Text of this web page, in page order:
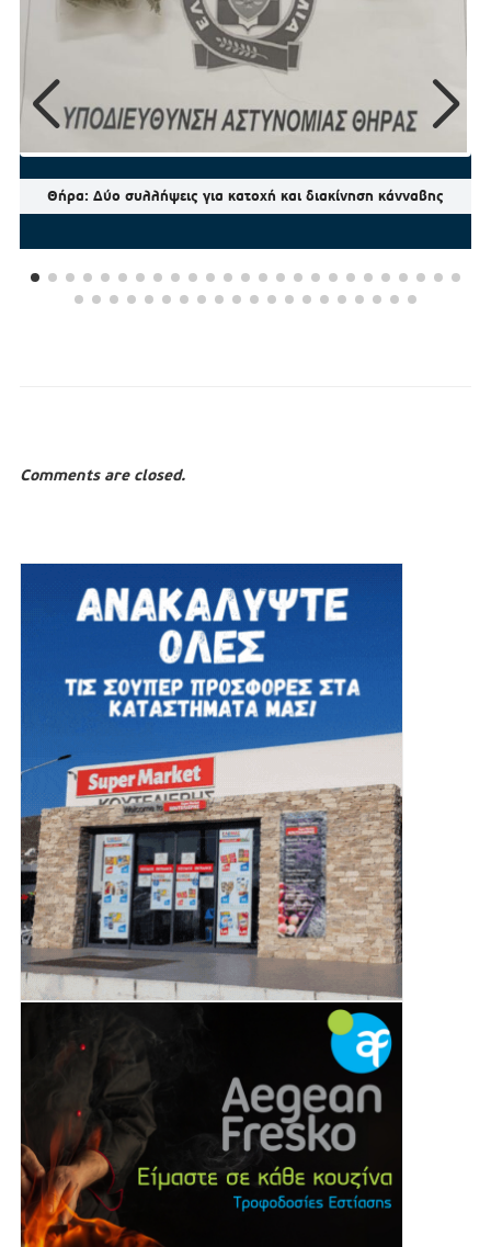
Θήρα: Δύο συλλήψεις για κατοχή και διακίνηση κάνναβης
Comments are closed.